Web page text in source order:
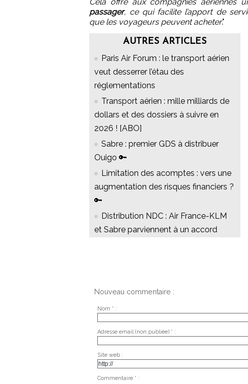
passager, ce qui facilite l’apport de
que les voyageurs peuvent acheter."
AUTRES ARTICLES
Paris Air Forum : le transport aérien
veut desserrer l’étau des
réglementations
Transport aérien : mille milliards de
dollars et des dossiers à suivre en
2026 ! [ABO]
Sabre : premier GDS à distribuer
Ouigo 🔑
Limitation des acomptes : vers une
augmentation des risques financiers ?
🔑
Distribution NDC : Air France-KLM
et Sabre parviennent à un accord
Nouveau commentaire :
Nom * :
Adresse email (non publiée) * :
Site web :
Commentaire * :